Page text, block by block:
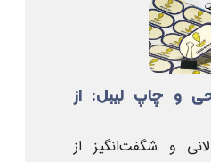
و چاپ لیبل: از
و شگفت‌انگیز از